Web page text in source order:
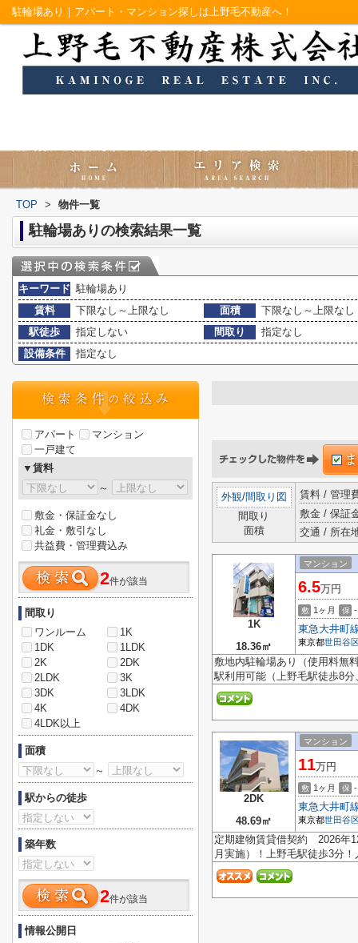
駐輪場あり｜アパート・マンション探しは上野毛不動産へ！
TOP > 物件一覧
駐輪場ありの検索結果一覧
キーワード 駐輪場あり
賃料
下限なし～上限なし 面積
下限なし～上限なし
駅徒歩
指定しない 間取り
指定なし
設備条件
指定なし
外観/間取り図
間取り
面積
賃料 / 管理
敷金 / 保証
交通 / 所在
1K
18.36㎡
マンション
6.5万円
敷 1ヶ月 保 -
東急大井町
東京都世田谷
敷地内駐輪場あり（使用料無
駅利用可能（上野毛駅徒歩8
2DK
48.69㎡
マンション
11万円
敷 1ヶ月 保 -
東急大井町
東京都世田谷
定期建物賃貸借契約 2026年
月実施）！上野毛駅徒歩3分
アパート
マンション
一戸建て
▼賃料
～
敷金・保証金なし
礼金・敷引なし
共益費・管理費込み
2件が該当
間取り
ワンルーム
1K
1DK
1LDK
2K
2DK
2LDK
3K
3DK
3LDK
4K
4DK
4LDK以上
面積
～
駅からの徒歩
築年数
2件が該当
情報公開日